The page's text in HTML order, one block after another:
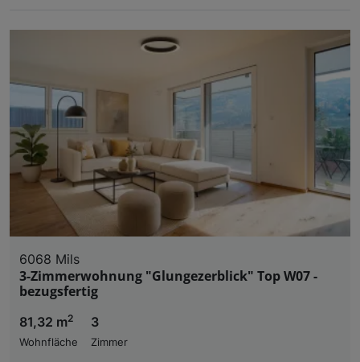
6068 Mils
3-Zimmerwohnung "Glungezerblick" Top W07 -
bezugsfertig
81,32 m2
Wohnfläche
3
Zimmer